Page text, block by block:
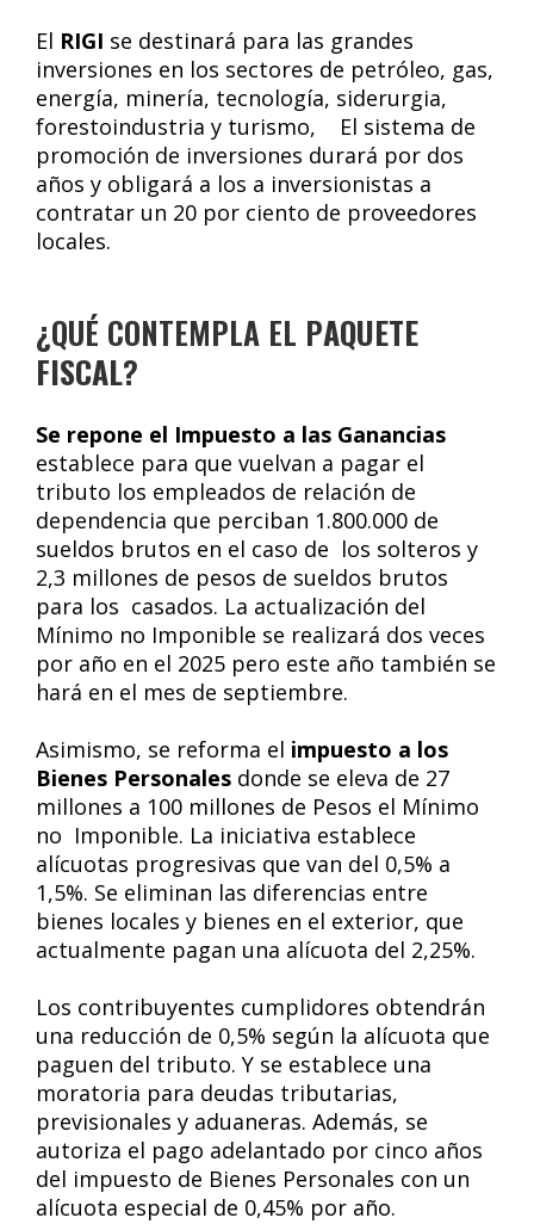
El RIGI se destinará para las grandes
inversiones en los sectores de petróleo, gas,
energía, minería, tecnología, siderurgia,
forestoindustria y turismo, El sistema de
promoción de inversiones durará por dos
años y obligará a los a inversionistas a
contratar un 20 por ciento de proveedores
locales.
¿QUÉ CONTEMPLA EL PAQUETE
FISCAL?
Se repone el Impuesto a las Ganancias
establece para que vuelvan a pagar el
tributo los empleados de relación de
dependencia que perciban 1.800.000 de
sueldos brutos en el caso de los solteros y
2,3 millones de pesos de sueldos brutos
para los casados. La actualización del
Mínimo no Imponible se realizará dos veces
por año en el 2025 pero este año también se
hará en el mes de septiembre.
Asimismo, se reforma el impuesto a los
Bienes Personales donde se eleva de 27
millones a 100 millones de Pesos el Mínimo
no Imponible. La iniciativa establece
alícuotas progresivas que van del 0,5% a
1,5%. Se eliminan las diferencias entre
bienes locales y bienes en el exterior, que
actualmente pagan una alícuota del 2,25%.
Los contribuyentes cumplidores obtendrán
una reducción de 0,5% según la alícuota que
paguen del tributo. Y se establece una
moratoria para deudas tributarias,
previsionales y aduaneras. Además, se
autoriza el pago adelantado por cinco años
del impuesto de Bienes Personales con un
alícuota especial de 0,45% por año.